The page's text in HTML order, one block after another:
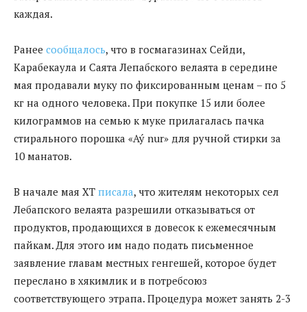
каждая.
Ранее сообщалось, что в госмагазинах Сейди,
Карабекаула и Саята Лепабского велаята в середине
мая продавали муку по фиксированным ценам – по 5
кг на одного человека. При покупке 15 или более
килограммов на семью к муке прилагалась пачка
стирального порошка «Aý nur» для ручной стирки за
10 манатов.
В начале мая ХТ писала, что жителям некоторых сел
Лебапского велаята разрешили отказываться от
продуктов, продающихся в довесок к ежемесячным
пайкам. Для этого им надо подать письменное
заявление главам местных генгешей, которое будет
переслано в хякимлик и в потребсоюз
соответствующего этрапа. Процедура может занять 2-3